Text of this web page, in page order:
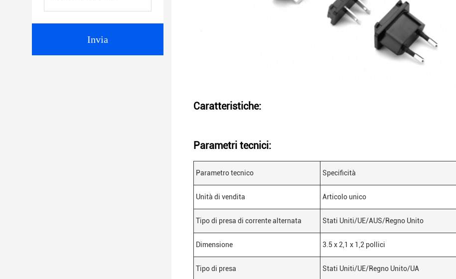
Invia
Caratteristiche:
Parametri tecnici:
Parametro tecnico Specificità
Unità di vendita Articolo unico
Tipo di presa di corrente alternata Stati Uniti/UE/AUS/Regno Unito
Dimensione 3.5 x 2,1 x 1,2 pollici
Tipo di presa Stati Uniti/UE/Regno Unito/UA